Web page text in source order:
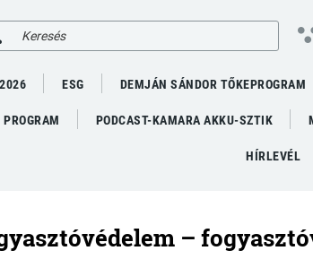
ESG DEMJÁN SÁNDOR TŐKEPROGRAM
PODCAST-KAMARA AKKU-SZTIK
HÍRLEVÉL
–